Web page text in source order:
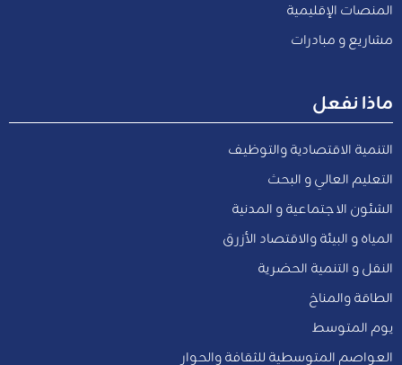
المنصات الإقليمية
مشاريع و مبادرات
ماذا نفعل
التنمية الاقتصادية والتوظيف
التعليم العالي و البحث
الشئون الاجتماعية و المدنية
المياه و البيئة والاقتصاد الأزرق
النقل و التنمية الحضرية
الطاقة والمناخ
يوم المتوسط
العواصم المتوسطية للثقافة والحوار